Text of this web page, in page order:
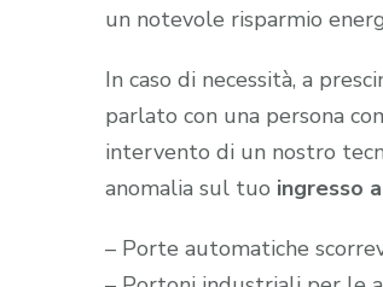
un notevole risparmio
In caso di necessità, a
parlato con una persona
intervento di un nostro
anomalia sul tuo ingresso
– Porte automatiche